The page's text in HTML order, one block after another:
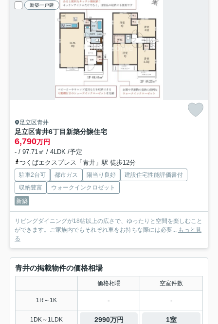
新築一戸建
足立区青井
足立区青井6丁目新築分譲住宅
6,790万円
- / 97.71㎡ / 4LDK /予定
つくばエクスプレス「青井」駅 徒歩12分
駐車2台可 都市ガス 陽当り良好
建設住宅性能評価書付
収納豊富
ウォークインクロゼット
新築
リビングダイニングが18帖以上の広さで、ゆったりと空間を楽しむこと
ができます。ご家族内でもそれぞれ車をお持ちな際には必要...
もっと見
る
青井の掲載物件の価格相場
価格相場 空室件数
1R～1K - -
1DK～1LDK 2990万円 1室